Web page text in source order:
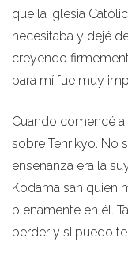
que la Iglesia
necesitaba y dejé
creyendo
para mí fue muy
Cuando comencé a
sobre Tenrikyo. No
enseñanza era la
Kodama san quien
plenamente en él.
perder y si puedo